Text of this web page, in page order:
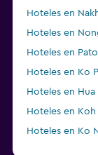
Hoteles en
Hoteles en
Hoteles en
Hoteles en Ko
Hoteles en Hua
Hoteles en
Hoteles en Ko